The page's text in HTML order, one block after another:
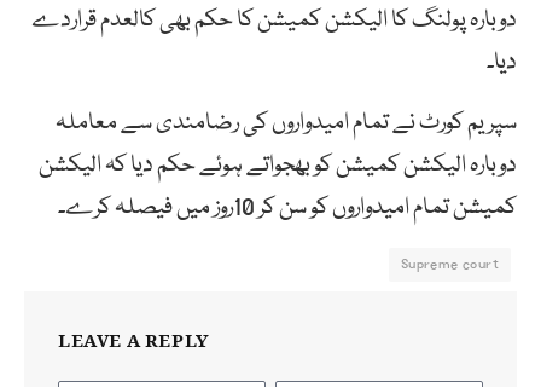
دوبارہ پولنگ کا الیکشن کمیشن کا حکم بھی کالعدم قراردے
دیا۔
سپریم کورٹ نے تمام امیدواروں کی رضامندی سے معاملہ
دوبارہ الیکشن کمیشن کو بھجواتے ہوئے حکم دیا کہ الیکشن
کمیشن تمام امیدواروں کو سن کر 10روز میں فیصلہ کرے۔
Supreme court
LEAVE A REPLY